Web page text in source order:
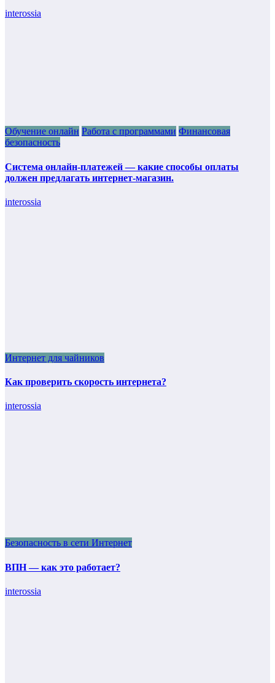
interossia
Обучение онлайн Работа с программами Финансовая
безопасность
Система онлайн-платежей — какие способы оплаты
должен предлагать интернет-магазин.
interossia
Интернет для чайников
Как проверить скорость интернета?
interossia
Безопасность в сети Интернет
ВПН — как это работает?
interossia